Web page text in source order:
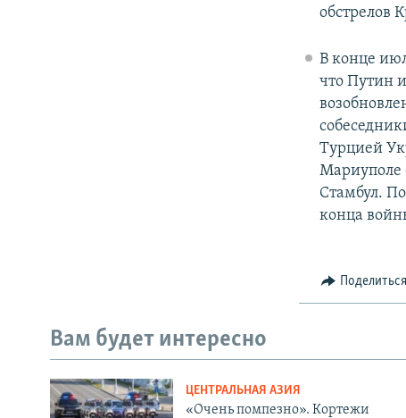
обстрелов
В конце
что Путин
Турцией
Мариуполе
Стамбул.
конца
Поделиться
Вам будет интересно
ЦЕНТРАЛЬНАЯ АЗИЯ
«Очень помпезно». Кортежи